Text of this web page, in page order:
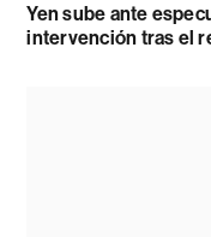
Yen sube ante
intervención tras el